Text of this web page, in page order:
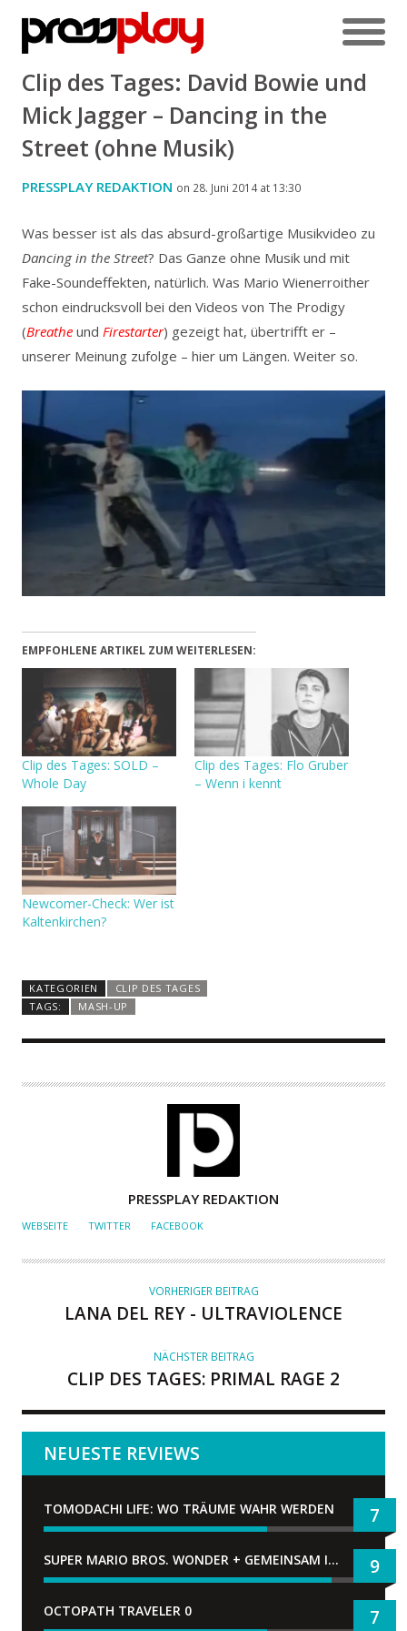
Clip des Tages: David Bowie und
Mick Jagger – Dancing in the
Street (ohne Musik)
PRESSPLAY REDAKTION on 28. Juni 2014 at 13:30
Was besser ist als das absurd-großartige Musikvideo zu
Dancing in the Street? Das Ganze ohne Musik und mit
Fake-Soundeffekten, natürlich. Was Mario Wienerroither
schon eindrucksvoll bei den Videos von The Prodigy
(Breathe und Firestarter) gezeigt hat, übertrifft er –
unserer Meinung zufolge – hier um Längen. Weiter so.
EMPFOHLENE ARTIKEL ZUM WEITERLESEN:
Clip des Tages: SOLD –
Whole Day
Clip des Tages: Flo Gruber
– Wenn i kennt
Newcomer-Check: Wer ist
Kaltenkirchen?
KATEGORIEN
CLIP DES TAGES
TAGS:
MASH-UP
U
O
PRESSPLAY REDAKTION
WEBSEITE TWITTER FACEBOOK
VORHERIGER BEITRAG
LANA DEL REY - ULTRAVIOLENCE
NÄCHSTER BEITRAG
CLIP DES TAGES: PRIMAL RAGE 2
NEUESTE REVIEWS
TOMODACHI LIFE: WO TRÄUME WAHR WERDEN 7
SUPER MARIO BROS. WONDER + GEMEINSAM IM BELLABEL-PARK 9
OCTOPATH TRAVELER 0 7